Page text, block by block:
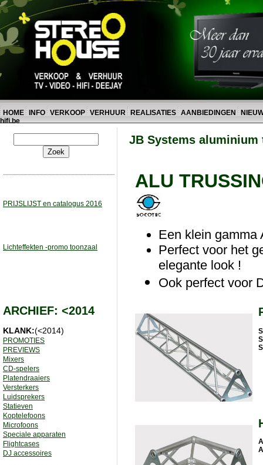
HOME INFO VERKOOP VERHUUR REALISATIES AANBIEDINGEN
hifi.be
PRIJSLIJST en catalogus 2016
Lichteffekten -promo toonzaal
ARCHIEF: <2014
KLANK:(<2014)
PROMOTIES
PREVIEWS
Mixers
CD-spelers
Platendraaiers
Versterkers
Luidsprekers
Statieven
Koptelefoons
Microfoons
Speciale apparaten
Flightcases
DJ accessoires
JB Systems aluminium
ALU
Een klein gamma
Perfect voor het
elegante look !
Ook perfect voor